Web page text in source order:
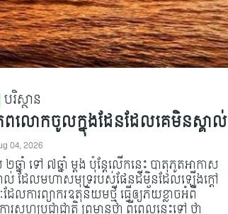
បរិស្ថាន
លោកចូលក្នុងដែនដែលគេមិនស្គាល់
04, 2026
ទៅ ៧ឆ្នាំ ម្តង ប៉ុន្តែលើកនេះ បាតុភូត​អាកាស
ល់ ដែលមហាសមុទ្រ​របស់ផែនដី​មិន​ដែល​ឡើង​ក្តៅ​
ារព្យាករឧតុនិយមថ្មី ធ្វើឲ្យភ័យ​ខ្លាច​អំពី​
សហ​ប្រជាជាតិ ព្រមានថា ពីពេលនេះទៅ ថា